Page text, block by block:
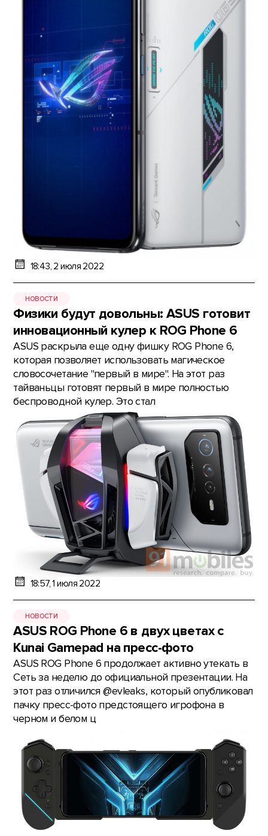
18:43, 2 июля 2022
НОВОСТИ
Физики будут довольны: ASUS готовит
инновационный кулер к ROG Phone 6
ASUS раскрыла еще одну фишку ROG Phone 6,
которая позволяет использовать магическое
словосочетание "первый в мире". На этот раз
тайваньцы готовят первый в мире полностью
беспроводной кулер. Это стал
18:57, 1 июля 2022
НОВОСТИ
ASUS ROG Phone 6 в двух цветах с
Kunai Gamepad на пресс-фото
ASUS ROG Phone 6 продолжает активно утекать в
Сеть за неделю до официальной презентации. На
этот раз отличился @evleaks, который опубликовал
пачку пресс-фото предстоящего игрофона в
черном и белом ц